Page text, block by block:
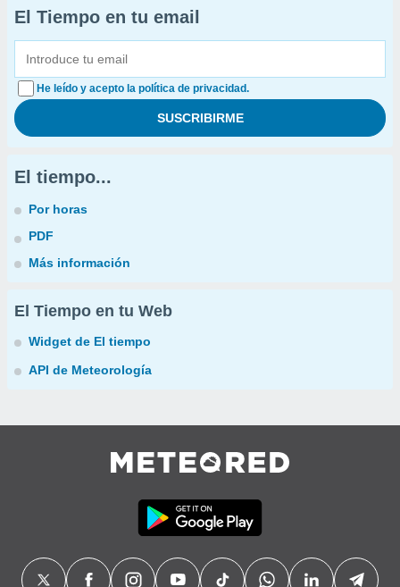
El Tiempo en tu email
He leído y acepto la política de privacidad.
El tiempo...
Por horas
PDF
Más información
El Tiempo en tu Web
Widget de El tiempo
API de Meteorología